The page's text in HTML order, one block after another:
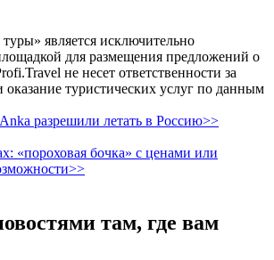
является исключительно
для размещения предложений о
не несет ответственности за
оказание туристических услуг по данным
разрешили летать в Россию>>
«пороховая бочка» с ценами или
там, где вам